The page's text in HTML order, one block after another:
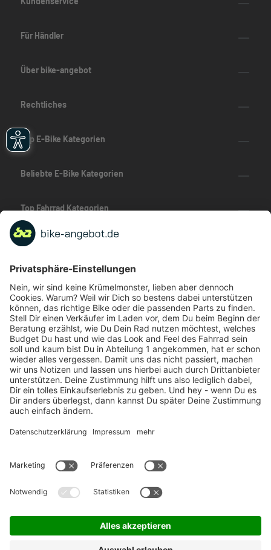
Für Händler
Über bike-angebot
Rechtliches
Top E-Bike Kategorien
Beliebte E-Bike Kategorien
Top Fahrrad Kategorien
Beliebte Fahrrad-Kategorien
Marken-Highlights
TOP-Marken
ZAHLUNGSARTEN / RATENKAUF
FÜR ARBEITGEBER & ARBEITNEHMER